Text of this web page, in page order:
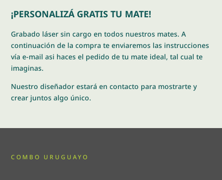
¡PERSONALIZÁ GRATIS TU MATE!
Grabado láser sin cargo en todos nuestros mates. A
continuación de la compra te enviaremos las instrucciones
vía e-mail asi haces el pedido de tu mate ideal, tal cual te
imaginas.
Nuestro diseñador estará en contacto para mostrarte y
crear juntos algo único.
COMBO URUGUAYO